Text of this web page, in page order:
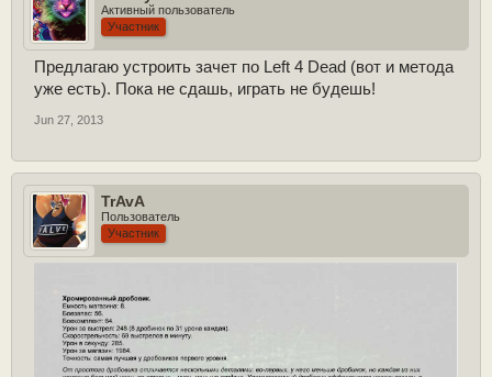
Активный пользователь
Участник
Предлагаю устроить зачет по Left 4 Dead (вот и метода
уже есть). Пока не сдашь, играть не будешь!
Jun 27, 2013
TrAvA
Пользователь
Участник